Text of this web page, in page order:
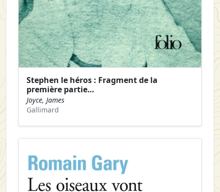
Stephen le héros : Fragment de la
première partie…
Joyce, James
Gallimard